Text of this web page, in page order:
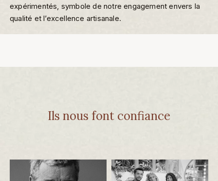
expérimentés, symbole de notre engagement envers la
qualité et l’excellence artisanale.
Ils nous font confiance